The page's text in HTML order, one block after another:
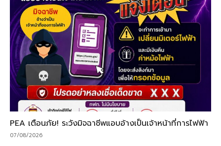
PEA เตือนภัย! ระวังมิจฉาชีพแอบอ้างเป็นเจ้าหน้าที่การไฟฟ้า
07/08/2026